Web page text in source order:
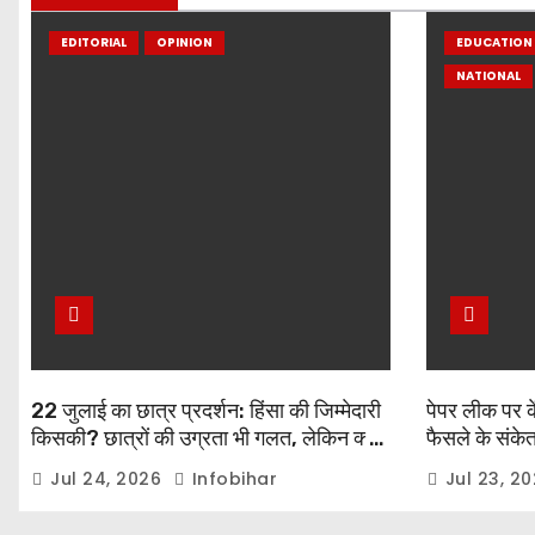
EDITORIAL OPINION
22 जुलाई का छात्र प्रदर्शन: हिंसा की जिम्मेदारी
किसकी? छात्रों की उग्रता भी गलत, लेकिन क्या
बल प्रयोग आख़िरी विकल्प था?
Jul 24, 2026 Infobihar
NATIONAL
पेपर लीक पर
फैसले के संकेत,
प्रधानमंत्री
Jul 23,